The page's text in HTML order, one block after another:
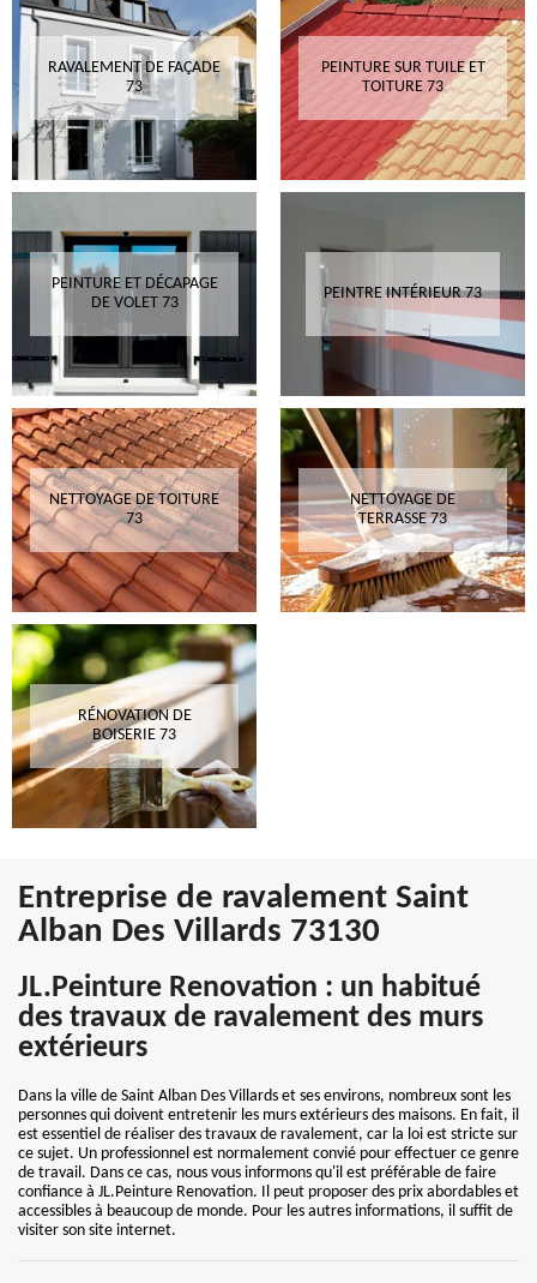
RAVALEMENT DE FAÇADE
73
PEINTURE SUR TUILE ET
TOITURE 73
PEINTURE ET DÉCAPAGE
DE VOLET 73
PEINTRE INTÉRIEUR 73
NETTOYAGE DE TOITURE
73
NETTOYAGE DE
TERRASSE 73
RÉNOVATION DE
BOISERIE 73
Entreprise de ravalement Saint
Alban Des Villards 73130
JL.Peinture Renovation : un habitué
des travaux de ravalement des murs
extérieurs
Dans la ville de Saint Alban Des Villards et ses environs, nombreux sont les
personnes qui doivent entretenir les murs extérieurs des maisons. En fait, il
est essentiel de réaliser des travaux de ravalement, car la loi est stricte sur
ce sujet. Un professionnel est normalement convié pour effectuer ce genre
de travail. Dans ce cas, nous vous informons qu'il est préférable de faire
confiance à JL.Peinture Renovation. Il peut proposer des prix abordables et
accessibles à beaucoup de monde. Pour les autres informations, il suffit de
visiter son site internet.